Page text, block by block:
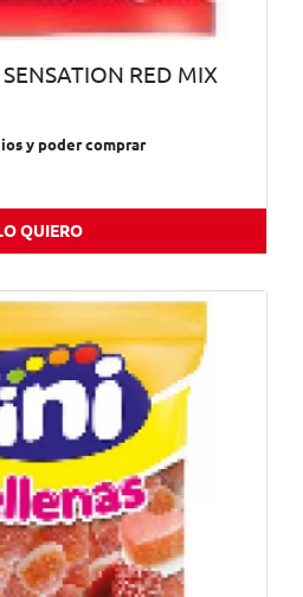
RED MIX
y poder comprar
QUIERO